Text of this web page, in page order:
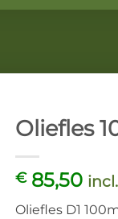
Oliefles
€85,50
Oliefles D1